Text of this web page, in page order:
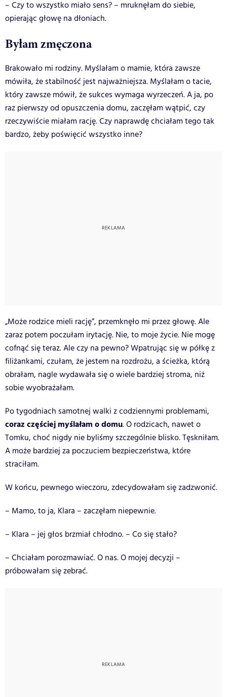
– Czy to wszystko miało sens? – mruknęłam do siebie,
opierając głowę na dłoniach.
Byłam zmęczona
Brakowało mi rodziny. Myślałam o mamie, która zawsze
mówiła, że stabilność jest najważniejsza. Myślałam o tacie,
który zawsze mówił, że sukces wymaga wyrzeczeń. A ja, po
raz pierwszy od opuszczenia domu, zaczęłam wątpić, czy
rzeczywiście miałam rację. Czy naprawdę chciałam tego tak
bardzo, żeby poświęcić wszystko inne?
„Może rodzice mieli rację”, przemknęło mi przez głowę. Ale
zaraz potem poczułam irytację. Nie, to moje życie. Nie mogę
cofnąć się teraz. Ale czy na pewno? Wpatrując się w półkę z
filiżankami, czułam, że jestem na rozdrożu, a ścieżka, którą
obrałam, nagle wydawała się o wiele bardziej stroma, niż
sobie wyobrażałam.
Po tygodniach samotnej walki z codziennymi problemami,
coraz częściej myślałam o domu. O rodzicach, nawet o
Tomku, choć nigdy nie byliśmy szczególnie blisko. Tęskniłam.
A może bardziej za poczuciem bezpieczeństwa, które
straciłam.
W końcu, pewnego wieczoru, zdecydowałam się zadzwonić.
– Mamo, to ja, Klara – zaczęłam niepewnie.
– Klara – jej głos brzmiał chłodno. – Co się stało?
– Chciałam porozmawiać. O nas. O mojej decyzji –
próbowałam się zebrać.